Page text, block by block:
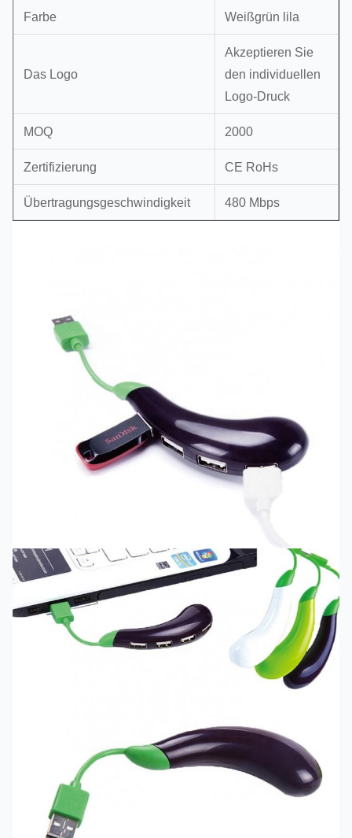
Farbe Weißgrün lila
Das Logo
Akzeptieren Sie
den individuellen
Logo-Druck
MOQ 2000
Zertifizierung CE RoHs
Übertragungsgeschwindigkeit 480 Mbps